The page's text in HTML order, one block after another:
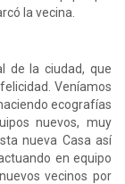
la vecina.
de la ciudad, que
Veníamos
ecografías
nuevos, muy
nueva Casa así
en equipo
vecinos por